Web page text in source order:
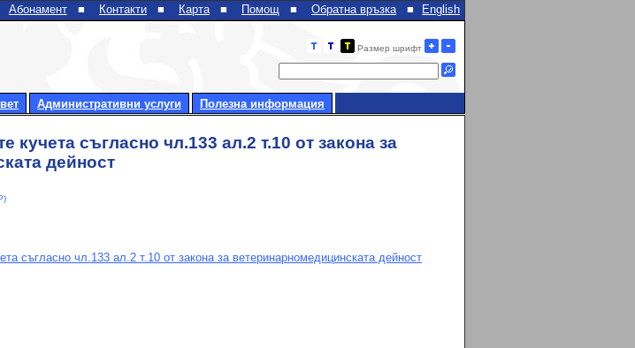
English
Абонамент ■ Контакти ■ Карта ■ Помощ ■ Обратна връзка ■
Размер шрифт
Административни услуги Полезна информация
кучета съгласно чл.133 ал.2 т.10 от закона за
дейност
съгласно чл.133 ал.2 т.10 от закона за ветеринарномедицинската дейност